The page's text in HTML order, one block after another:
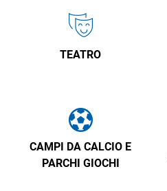
TEATRO
CAMPI DA CALCIO E
PARCHI GIOCHI